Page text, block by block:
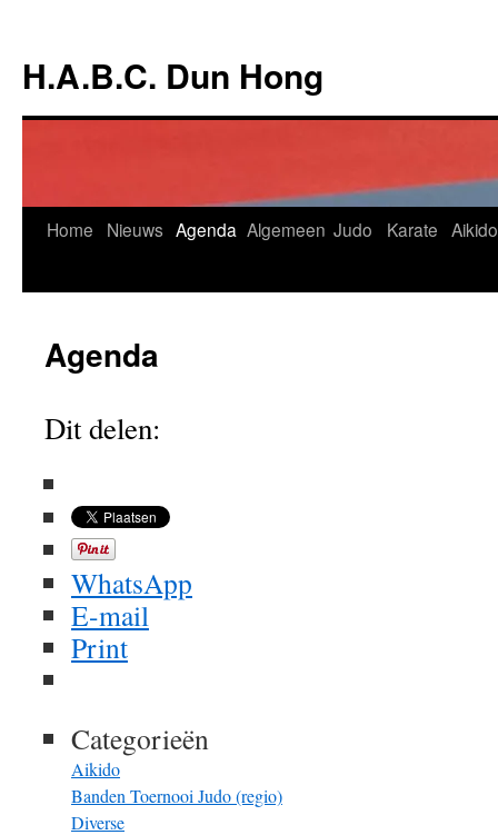
de
inhoud
H.A.B.C. Dun Hong
Home Nieuws Agenda Algemeen Judo Karate Aikido
Agenda
Dit delen:
WhatsApp
E-mail
Print
Categorieën
Aikido
Banden Toernooi Judo (regio)
Diverse